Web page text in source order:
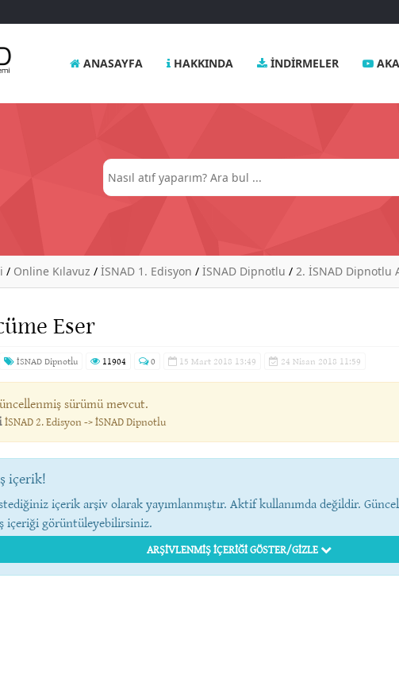
ANASAYFA HAKKINDA İNDIRMELER
/ Online Kılavuz / İSNAD 1. Edisyon / İSNAD Dipnotlu / 2. İSNAD Dipnotlu
Eser
İSNAD Dipnotlu 11904 0 15 Mart 2018 13:49 24 Nisan 2018 11:59
sürümü mevcut.
İSNAD 2. Edisyon -> İSNAD Dipnotlu
içerik!
içerik arşiv olarak yayımlanmıştır. Aktif kullanımda değildir.
içeriği görüntüleyebilirsiniz.
ARŞIVLENMIŞ İÇERIĞI GÖSTER/GIZLE